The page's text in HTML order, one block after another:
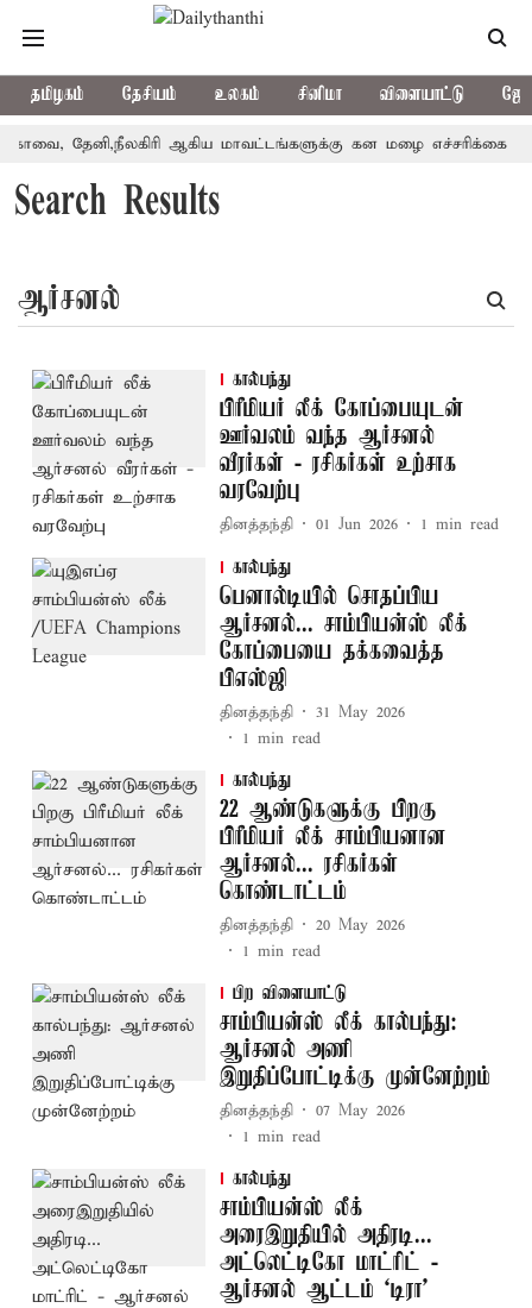
தமிழகம் தேசியம் உலகம் சினிமா விளையாட்டு
தேனி,நீலகிரி ஆகிய மாவட்டங்களுக்கு கன மழை எச்சரிக்கை
Search Results
கால்பந்து
பிரீமியர் லீக் கோப்பையுடன்
ஊர்வலம் வந்த ஆர்சனல்
வீரர்கள் - ரசிகர்கள் உற்சாக
வரவேற்பு
தினத்தந்தி 01 Jun 2026 1 min read
கால்பந்து
பெனால்டியில் சொதப்பிய
ஆர்சனல்... சாம்பியன்ஸ் லீக்
கோப்பையை தக்கவைத்த
பிஎஸ்ஜி
தினத்தந்தி
31 May 2026
1 min read
கால்பந்து
22 ஆண்டுகளுக்கு பிறகு
பிரீமியர் லீக் சாம்பியனான
ஆர்சனல்... ரசிகர்கள்
கொண்டாட்டம்
தினத்தந்தி
20 May 2026
1 min read
பிற விளையாட்டு
சாம்பியன்ஸ் லீக் கால்பந்து:
ஆர்சனல் அணி
இறுதிப்போட்டிக்கு முன்னேற்றம்
தினத்தந்தி
07 May 2026
1 min read
கால்பந்து
சாம்பியன்ஸ் லீக்
அரைஇறுதியில் அதிரடி...
அட்லெட்டிகோ மாட்ரிட் -
ஆர்சனல் ஆட்டம் ‘டிரா’